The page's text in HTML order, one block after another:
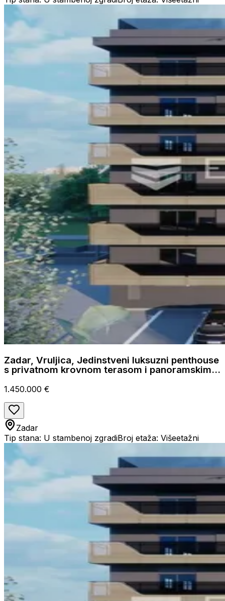
Zadar, Vruljica, Jedinstveni luksuzni penthouse
s privatnom krovnom terasom i panoramskim
1.450.000 €
Zadar
Tip stana: U stambenoj zgradiBroj etaža: Višeetažni